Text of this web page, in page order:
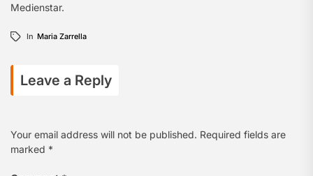
Medienstar.
In Maria Zarrella
Leave a Reply
Your email address will not be published. Required fields are
marked *